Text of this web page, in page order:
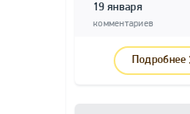
19 января
комментариев
Подробнее